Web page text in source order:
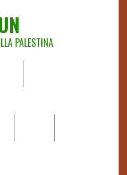
PALESTINA